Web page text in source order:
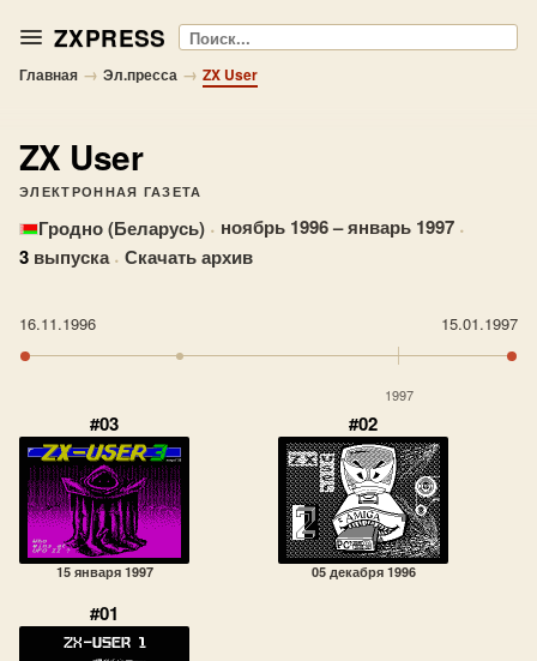
ZXPRESS Поиск
Главная → Эл.пресса → ZX User
ZX User
ЭЛЕКТРОННАЯ ГАЗЕТА
Гродно (Беларусь) · ноябрь 1996 – январь 1997 ·
3 выпуска · Скачать архив
16.11.1996 15.01.1997
1997
#03
15 января 1997
#02
05 декабря 1996
#01